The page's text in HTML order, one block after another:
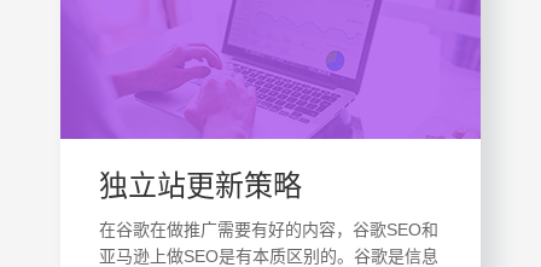
独立站更新策略
在谷歌在做推广需要有好的内容，谷歌SEO和
亚马逊上做SEO是有本质区别的。谷歌是信息